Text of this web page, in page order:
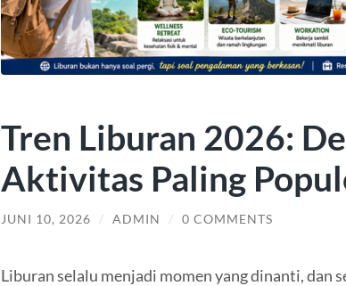
Tren Liburan 2026:
Aktivitas Paling
JUNI 10, 2026 / ADMIN / 0 COMMENTS
Liburan selalu menjadi momen yang dinanti, dan